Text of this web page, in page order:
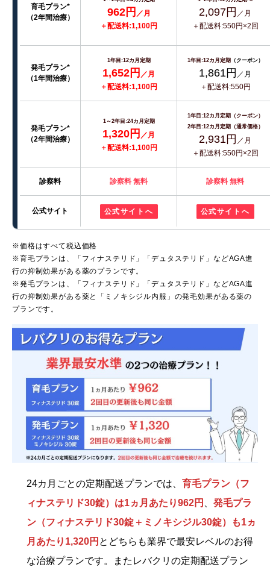
育毛プラン*
（2年間治療）
962円 ／月
＋配送料:1,100円
2,097円 ／月
＋配送料:550円×2回
発毛プラン*
（1年間治療）
1年目:12カ月定期
1,652円 ／月
＋配送料:1,100円
1年目:12カ月定期 （クーポン）
1,861円 ／月
＋配送料:550円
発毛プラン*
（2年間治療）
1～2年目:24カ月定期
1,320円 ／月
＋配送料:1,100円
1年目:12カ月定期（クーポン）
2年目:12カ月定期（通常価格）
2,931円 ／月
＋配送料:550円×2回
診察料 診察料 無料 診察料 無料
公式サイト 公式サイトへ 公式サイトへ
※価格はすべて税込価格
※育毛プランは、「フィナステリド」「デュタステリド」などAGA進
行の抑制効果がある薬のプランです。
※発毛プランは、「フィナステリド」「デュタステリド」などAGA進
行の抑制効果がある薬と「ミノキシジル内服」の発毛効果がある薬の
プランです。
24カ月ごとの定期配送プランでは、 育毛プラン（フ
ィナステリド30錠）は1ヵ月あたり962円
発毛プラ
ン（フィナステリド30錠＋ミノキシジル30錠）も1ヵ
月あたり1,320円 とどちらも業界で最安レベルのお得
な治療プランです。またレバクリの定期配送プラン